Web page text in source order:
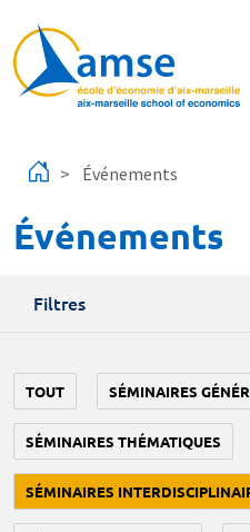
Événements
Événements
Filtres
TOUT SÉMINAIRES
SÉMINAIRES THÉMATIQUES
SÉMINAIRES